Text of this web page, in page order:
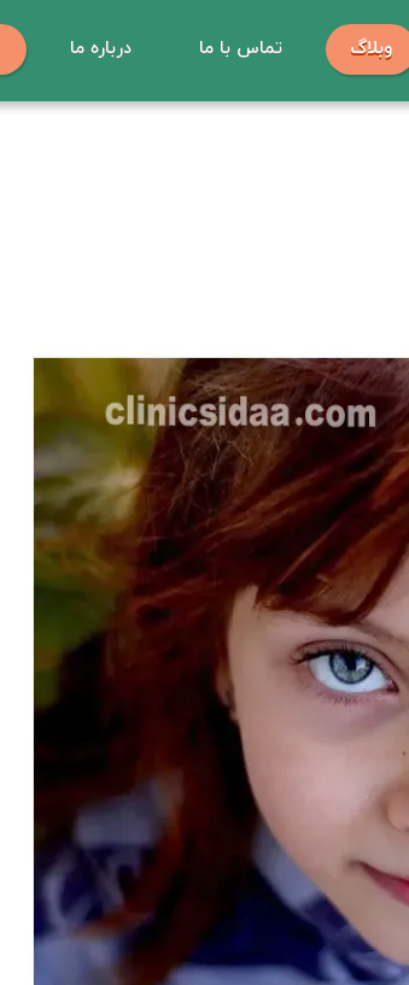
وبلاگ تماس با ما درباره ما